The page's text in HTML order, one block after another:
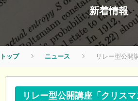
新着情報
トップ ニュース リレー型公開
リレー型公開講座「クリスマ